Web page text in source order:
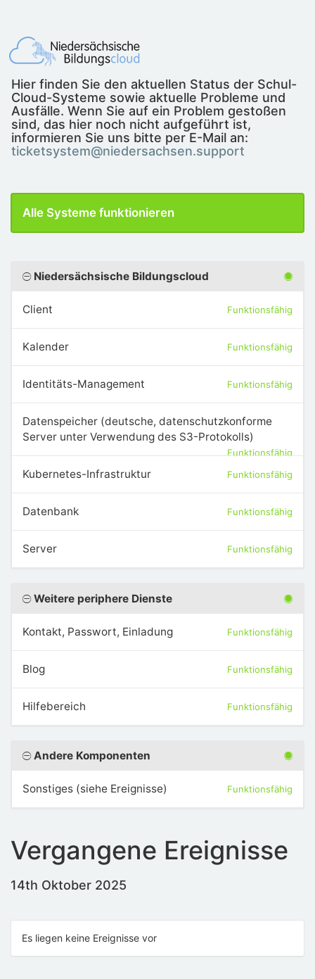
Hier finden Sie den aktuellen Status der Schul-
Cloud-Systeme sowie aktuelle Probleme und
Ausfälle. Wenn Sie auf ein Problem gestoßen
sind, das hier noch nicht aufgeführt ist,
informieren Sie uns bitte per E-Mail an:
ticketsystem@niedersachsen.support
Alle Systeme funktionieren
Niedersächsische Bildungscloud
Client Funktionsfähig
Kalender Funktionsfähig
Identitäts-Management Funktionsfähig
Datenspeicher (deutsche, datenschutzkonforme
Server unter Verwendung des S3-Protokolls)
Funktionsfähig
Kubernetes-Infrastruktur Funktionsfähig
Datenbank Funktionsfähig
Server Funktionsfähig
Weitere periphere Dienste
Kontakt, Passwort, Einladung Funktionsfähig
Blog Funktionsfähig
Hilfebereich Funktionsfähig
Andere Komponenten
Sonstiges (siehe Ereignisse) Funktionsfähig
Vergangene Ereignisse
14th Oktober 2025
Es liegen keine Ereignisse vor